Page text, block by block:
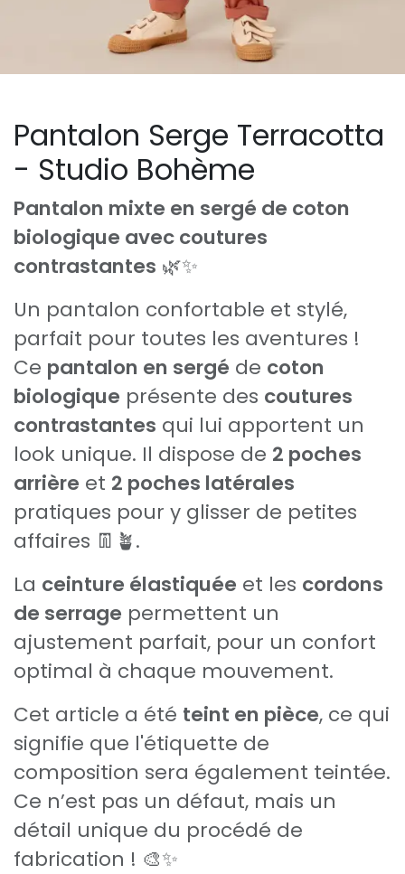
Pantalon Serge Terracotta
- Studio Bohème
Pantalon mixte en sergé de coton
biologique avec coutures
contrastantes 🌿✨
Un pantalon confortable et stylé,
parfait pour toutes les aventures !
Ce pantalon en sergé de coton
biologique présente des coutures
contrastantes qui lui apportent un
look unique. Il dispose de 2 poches
arrière et 2 poches latérales
pratiques pour y glisser de petites
affaires 👖🪴.
La ceinture élastiquée et les cordons
de serrage permettent un
ajustement parfait, pour un confort
optimal à chaque mouvement.
Cet article a été teint en pièce, ce qui
signifie que l'étiquette de
composition sera également teintée.
Ce n’est pas un défaut, mais un
détail unique du procédé de
fabrication ! 🎨✨